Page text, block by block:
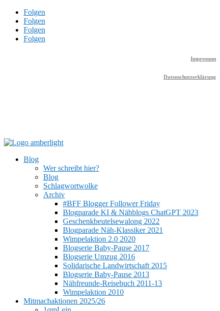
Folgen
Folgen
Folgen
Folgen
Impressum
Datenschutzerklärung
Blog
Wer schreibt hier?
Blog
Schlagwortwolke
Archiv
#BFF Blogger Follower Friday
Blogparade KI & Nähblogs ChatGPT 2023
Geschenkbeutelsewalong 2022
Blogparade Näh-Klassiker 2021
Wimpelaktion 2.0 2020
Blogserie Baby-Pause 2017
Blogserie Umzug 2016
Solidarische Landwirtschaft 2015
Blogserie Baby-Pause 2013
Nähfreunde-Reisebuch 2011-13
Wimpelaktion 2010
Mitmachaktionen 2025/26